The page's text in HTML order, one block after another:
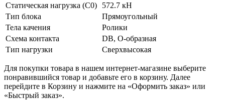
Статическая нагрузка (C0)
572.7 кН
Тип блока
Прямоугольный
Тела качения
Ролики
Схема контакта
DB, O-образная
Тип нагрузки
Сверхвысокая
Для покупки товара в нашем интернет-магазине выберите
понравившийся товар и добавьте его в корзину. Далее
перейдите в Корзину и нажмите на «Оформить заказ» или
«Быстрый заказ».